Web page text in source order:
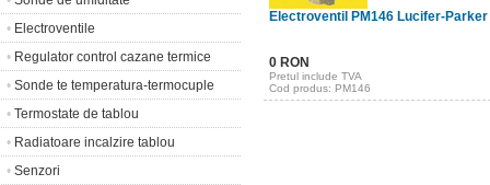
• Electroventile
• Regulator control cazane termice
• Sonde te temperatura-termocuple
• Termostate de tablou
• Radiatoare incalzire tablou
• Senzori
Electroventil PM146 Lucifer-Parker
0 RON
Pretul include TVA
Cod produs: PM146